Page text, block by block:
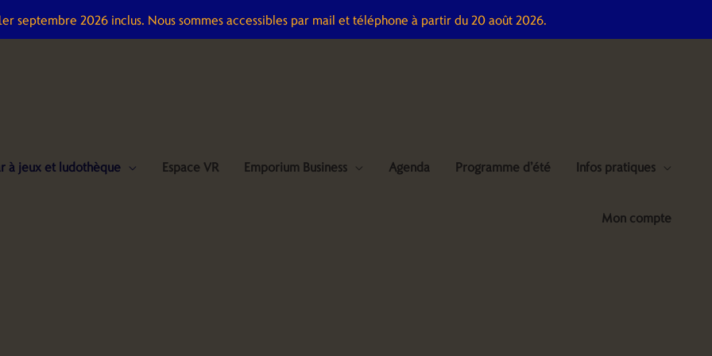
septembre 2026 inclus. Nous sommes accessibles par mail et téléphone à partir du 20 août 2026.
à jeux et ludothèque Espace VR Emporium Business Agenda Programme d’été Infos pratiques
Mon compte